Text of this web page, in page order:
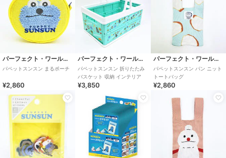
パーフェクト・ワールド・トーキョー
パペットスンスン まるポーチ
¥2,860
パーフェクト・ワールド・トーキョー
パペットスンスン 折りたたみ
バスケット 収納 インテリア
¥3,850
パーフェクト・ワールド・トーキョー
パペットスンスン パン ニット
トートバッグ
¥2,860